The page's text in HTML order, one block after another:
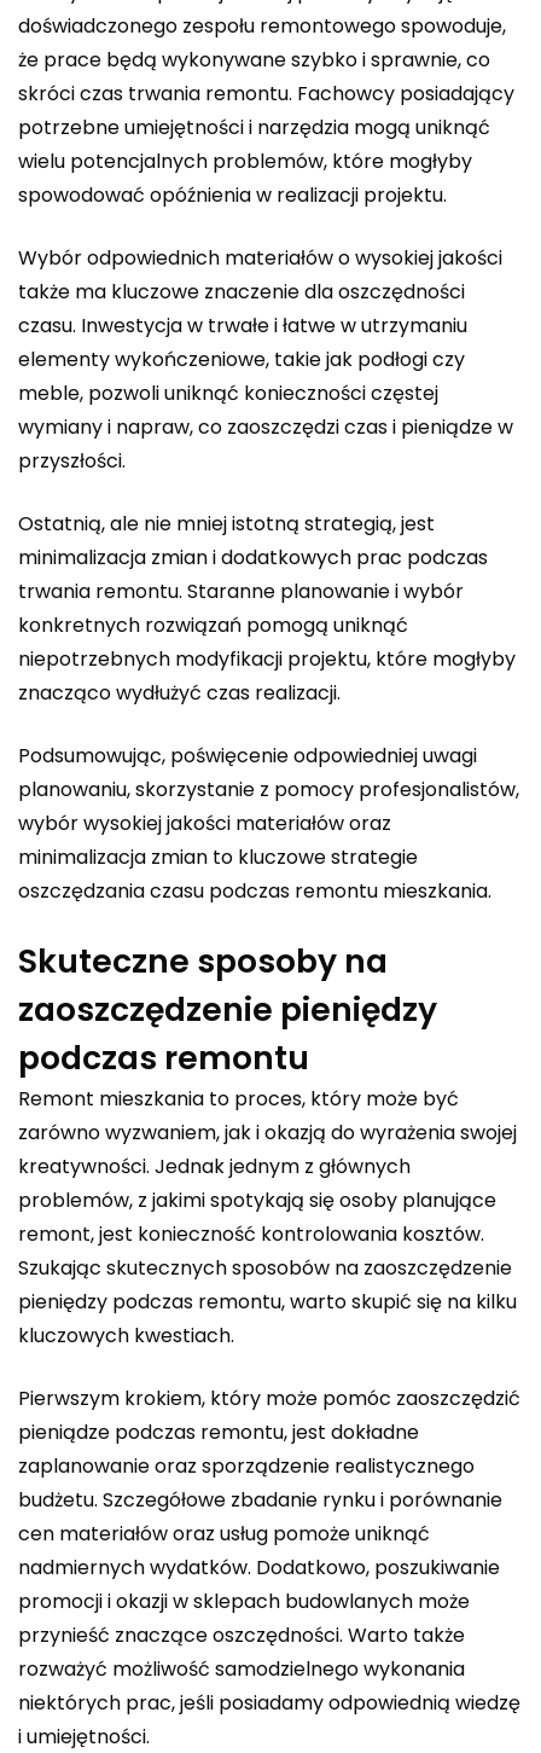
doświadczonego zespołu remontowego spowoduje,
że prace będą wykonywane szybko i sprawnie, co
skróci czas trwania remontu. Fachowcy posiadający
potrzebne umiejętności i narzędzia mogą uniknąć
wielu potencjalnych problemów, które mogłyby
spowodować opóźnienia w realizacji projektu.
Wybór odpowiednich materiałów o wysokiej jakości
także ma kluczowe znaczenie dla oszczędności
czasu. Inwestycja w trwałe i łatwe w utrzymaniu
elementy wykończeniowe, takie jak podłogi czy
meble, pozwoli uniknąć konieczności częstej
wymiany i napraw, co zaoszczędzi czas i pieniądze w
przyszłości.
Ostatnią, ale nie mniej istotną strategią, jest
minimalizacja zmian i dodatkowych prac podczas
trwania remontu. Staranne planowanie i wybór
konkretnych rozwiązań pomogą uniknąć
niepotrzebnych modyfikacji projektu, które mogłyby
znacząco wydłużyć czas realizacji.
Podsumowując, poświęcenie odpowiedniej uwagi
planowaniu, skorzystanie z pomocy profesjonalistów,
wybór wysokiej jakości materiałów oraz
minimalizacja zmian to kluczowe strategie
oszczędzania czasu podczas remontu mieszkania.
Skuteczne sposoby na
zaoszczędzenie pieniędzy
podczas remontu
Remont mieszkania to proces, który może być
zarówno wyzwaniem, jak i okazją do wyrażenia swojej
kreatywności. Jednak jednym z głównych
problemów, z jakimi spotykają się osoby planujące
remont, jest konieczność kontrolowania kosztów.
Szukając skutecznych sposobów na zaoszczędzenie
pieniędzy podczas remontu, warto skupić się na kilku
kluczowych kwestiach.
Pierwszym krokiem, który może pomóc zaoszczędzić
pieniądze podczas remontu, jest dokładne
zaplanowanie oraz sporządzenie realistycznego
budżetu. Szczegółowe zbadanie rynku i porównanie
cen materiałów oraz usług pomoże uniknąć
nadmiernych wydatków. Dodatkowo, poszukiwanie
promocji i okazji w sklepach budowlanych może
przynieść znaczące oszczędności. Warto także
rozważyć możliwość samodzielnego wykonania
niektórych prac, jeśli posiadamy odpowiednią wiedzę
i umiejętności.